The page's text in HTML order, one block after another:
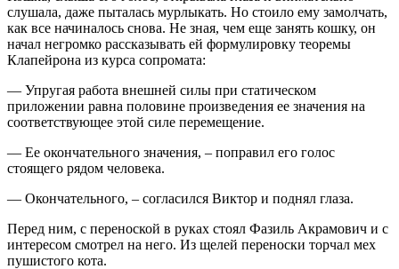
слушала, даже пыталась мурлыкать. Но стоило ему замолчать,
как все начиналось снова. Не зная, чем еще занять кошку, он
начал негромко рассказывать ей формулировку теоремы
Клапейрона из курса сопромата:
— Упругая работа внешней силы при статическом
приложении равна половине произведения ее значения на
соответствующее этой силе перемещение.
— Ее окончательного значения, – поправил его голос
стоящего рядом человека.
— Окончательного, – согласился Виктор и поднял глаза.
Перед ним, с переноской в руках стоял Фазиль Акрамович и с
интересом смотрел на него. Из щелей переноски торчал мех
пушистого кота.